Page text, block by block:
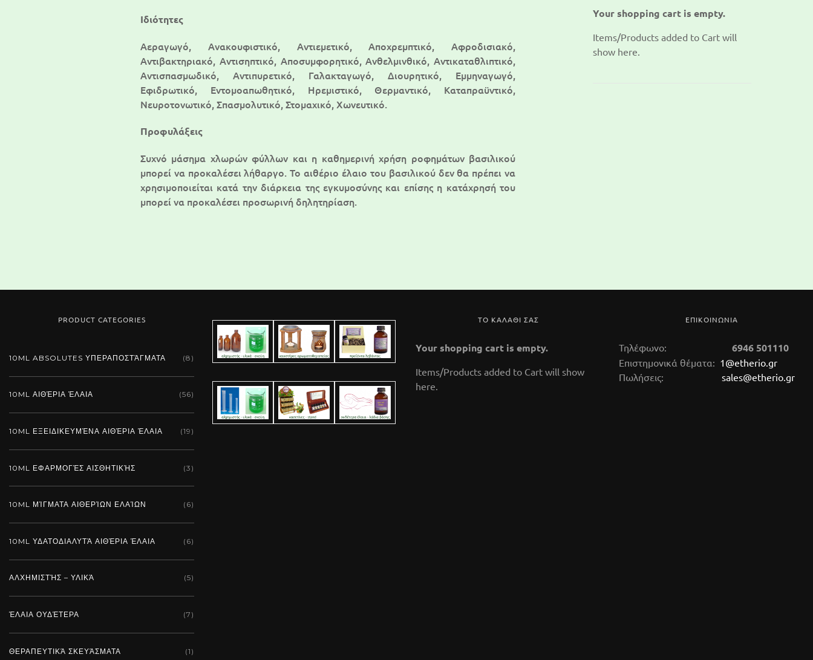
Ιδιότητες
Αεραγωγό, Ανακουφιστικό, Αντιεμετικό, Αποχρεμπτικό, Αφροδισιακό,
Αντιβακτηριακό, Αντισηπτικό, Αποσυμφορητικό, Ανθελμινθικό, Αντικαταθλιπτικό,
Αντισπασμωδικό, Αντιπυρετικό, Γαλακταγωγό, Διουρητικό, Εμμηναγωγό,
Εφιδρωτικό, Εντομοαπωθητικό, Ηρεμιστικό, Θερμαντικό, Καταπραϋντικό,
Νευροτονωτικό, Σπασμολυτικό, Στομαχικό, Χωνευτικό.
Προφυλάξεις
Συχνό μάσημα χλωρών φύλλων και η καθημερινή χρήση ροφημάτων βασιλικού
μπορεί να προκαλέσει λήθαργο. Το αιθέριο έλαιο του βασιλικού δεν θα πρέπει να
χρησιμοποιείται κατά την διάρκεια της εγκυμοσύνης και επίσης η κατάχρησή του
μπορεί να προκαλέσει προσωρινή δηλητηρίαση.
Your shopping cart is empty.
Items/Products added to Cart will
show here.
PRODUCT CATEGORIES
10ML ABSOLUTES ΥΠΕΡΑΠΟΣΤΆΓΜΑΤΑ (8)
10ML ΑΙΘΈΡΙΑ ΈΛΑΙΑ (56)
10ML ΕΞΕΙΔΙΚΕΥΜΈΝΑ ΑΙΘΈΡΙΑ ΈΛΑΙΑ (19)
10ML ΕΦΑΡΜΟΓΈΣ ΑΙΣΘΗΤΙΚΉΣ (3)
10ML ΜΊΓΜΑΤΑ ΑΙΘΕΡΊΩΝ ΕΛΑΊΩΝ (6)
10ML ΥΔΑΤΟΔΙΑΛΥΤΆ ΑΙΘΈΡΙΑ ΈΛΑΙΑ (6)
ΑΛΧΗΜΙΣΤΉΣ – ΥΛΙΚΆ (5)
ΈΛΑΙΑ ΟΥΔΈΤΕΡΑ (7)
ΘΕΡΑΠΕΥΤΙΚΆ ΣΚΕΥΆΣΜΑΤΑ (1)
ΤΟ ΚΑΛΑΘΙ ΣΑΣ
Your shopping cart is empty.
Items/Products added to Cart will show
here.
ΕΠΙΚΟΙΝΩΝΙΑ
Τηλέφωνο: 6946 501110
Επιστημονικά θέματα: 1@etherio.gr
Πωλήσεις: sales@etherio.gr